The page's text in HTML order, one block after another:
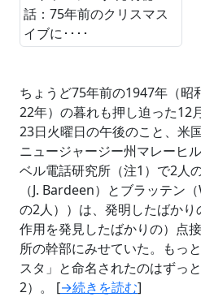
ちょうど75年前の1947年（昭
22年）の暮れも押し迫った12
23日火曜日の午後のこと、米
ニュージャージー州マレーヒ
ベル電話研究所（注1）で2人
（J. Bardeen）とブラッテン
の2人））は、発明したばか
作用を発見したばかりの）点
所の幹部にみせていた。もっ
スタ」と命名されたのはずっ
2）。 [→続きを読む]